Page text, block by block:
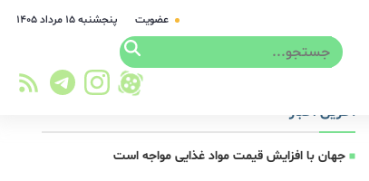
عضویت پنجشنبه ۱۵ مرداد ۱۴۰۵
آخرین اخبار
جهان با افزایش قیمت مواد غذایی مواجه است